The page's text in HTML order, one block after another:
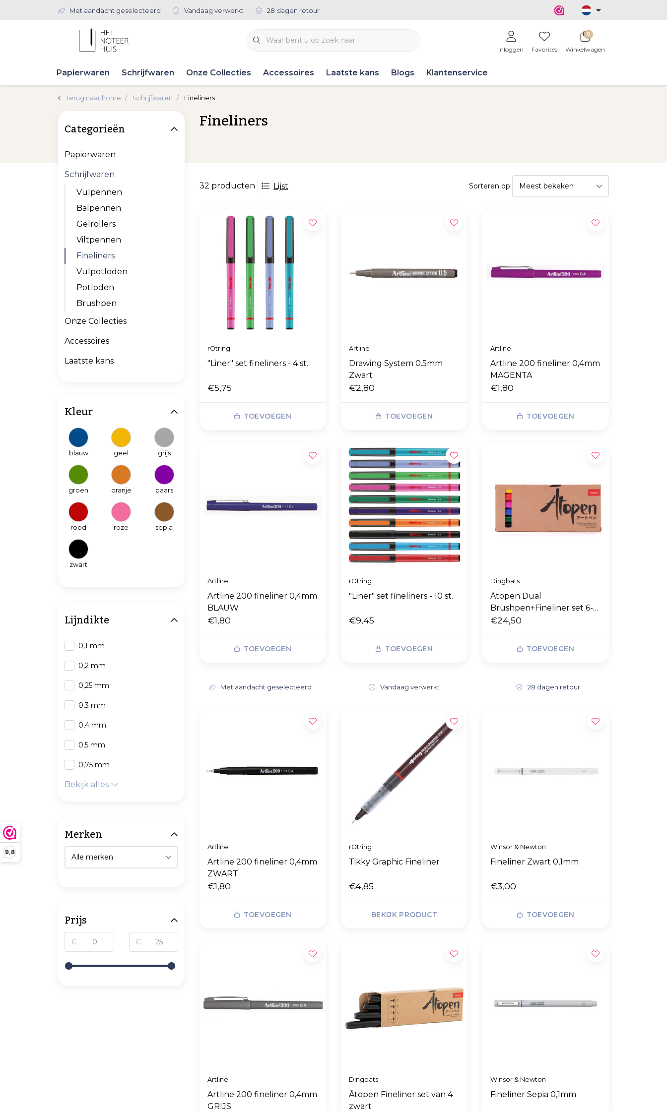
9,8
Met aandacht geselecteerd Vandaag verwerkt 28 dagen retour
Inloggen Favorites
0
Winkelwagen
Papierwaren Schrijfwaren Onze Collecties Accessoires Laatste kans Blogs Klantenservice
Terug naar home Schrijfwaren Fineliners
Fineliners
32 producten Lijst Sorteren op
rOtring
"Liner" set fineliners - 4 st.
€5,75
TOEVOEGEN
Artline
Drawing System 0.5mm
Zwart
€2,80
TOEVOEGEN
Artline
Artline 200 fineliner 0,4mm
MAGENTA
€1,80
TOEVOEGEN
Artline
Artline 200 fineliner 0,4mm
BLAUW
€1,80
TOEVOEGEN
rOtring
"Liner" set fineliners - 10 st.
€9,45
TOEVOEGEN
Dingbats
Ātopen Dual
Brushpen+Fineliner set 6-
pack Primary
€24,50
TOEVOEGEN
Met aandacht geselecteerd Vandaag verwerkt 28 dagen retour
Artline
Artline 200 fineliner 0,4mm
ZWART
€1,80
TOEVOEGEN
rOtring
Tikky Graphic Fineliner
€4,85
BEKIJK PRODUCT
Winsor & Newton
Fineliner Zwart 0,1mm
€3,00
TOEVOEGEN
Artline
Artline 200 fineliner 0,4mm
GRIJS
Dingbats
Ātopen Fineliner set van 4
zwart
Winsor & Newton
Fineliner Sepia 0,1mm
Categorieën
Papierwaren
Schrijfwaren
Vulpennen
Balpennen
Gelrollers
Viltpennen
Fineliners
Vulpotloden
Potloden
Brushpen
Onze Collecties
Accessoires
Laatste kans
Kleur
blauw geel grijs
groen oranje paars
rood roze sepia
zwart
Lijndikte
0,1 mm
0,2 mm
0,25 mm
0,3 mm
0,4 mm
0,5 mm
0,75 mm
Bekijk alles
Merken
Prijs
€ €